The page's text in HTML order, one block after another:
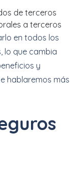
de terceros
a terceros
en todos los
lo que cambia
y
hablaremos más